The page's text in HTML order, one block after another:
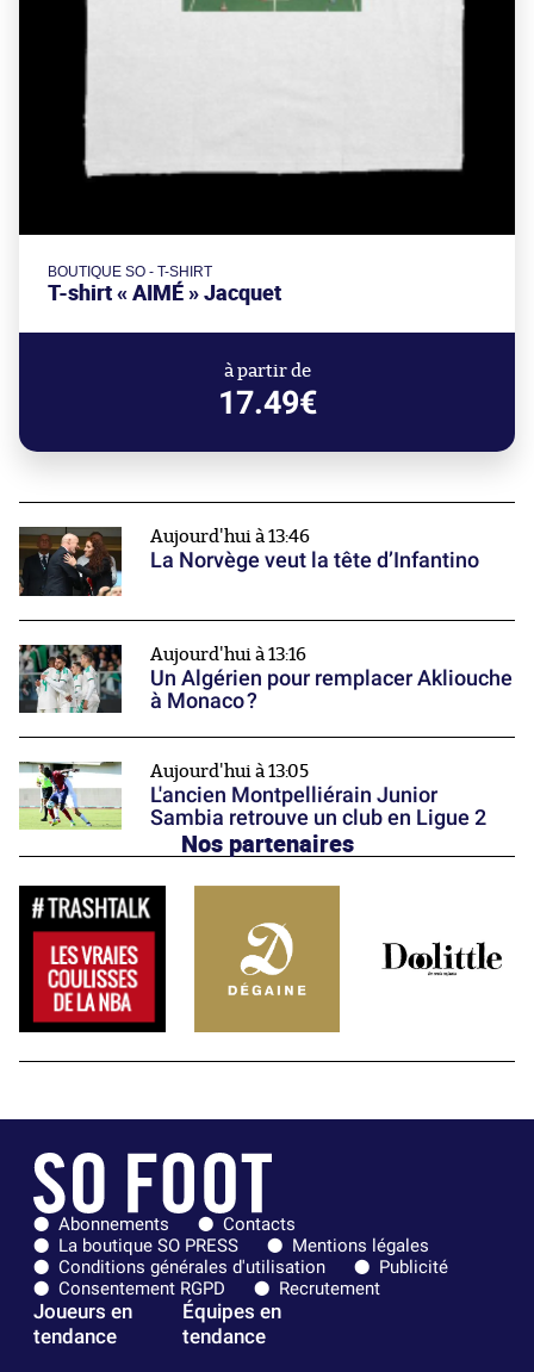
BOUTIQUE SO - T-SHIRT
T-shirt « AIMÉ » Jacquet
à partir de
17.49€
Aujourd'hui à 13:46
La Norvège veut la tête d’Infantino
Aujourd'hui à 13:16
Un Algérien pour remplacer Akliouche
à Monaco ?
Aujourd'hui à 13:05
L'ancien Montpelliérain Junior
Sambia retrouve un club en Ligue 2
Nos partenaires
Abonnements
Contacts
La boutique SO PRESS
Mentions légales
Conditions générales d'utilisation
Publicité
Consentement RGPD
Recrutement
Joueurs en
tendance
Équipes en
tendance